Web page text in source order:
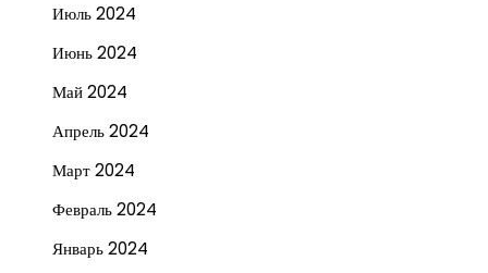
Июль 2024
Июнь 2024
Май 2024
Апрель 2024
Март 2024
Февраль 2024
Январь 2024